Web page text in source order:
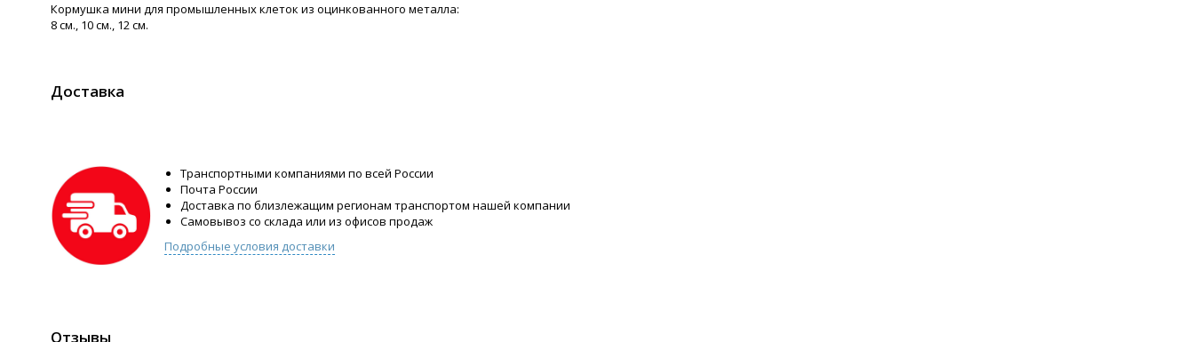
Кормушка мини для промышленных клеток из оцинкованного металла:
8 см., 10 см., 12 см.
Доставка
Транспортными компаниями по всей России
Почта России
Доставка по близлежащим регионам транспортом нашей компании
Самовывоз со склада или из офисов продаж
Подробные условия доставки
Отзывы